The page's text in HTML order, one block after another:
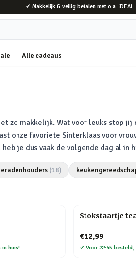
✔ Makkelijk & veilig betalen met o.a. iDEAL
Alle cadeaus
zo makkelijk. Wat voor leuks stop jij
onze favoriete Sinterklaas voor
heb je dus vaak de volgende dag al in
(18)
in huis!
Stokstaartje
€12,99
✔ Voor 22:45 besteld,